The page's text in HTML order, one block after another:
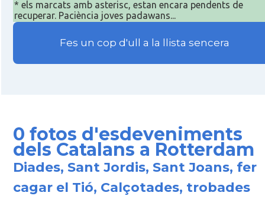
* els marcats amb asterisc, estan encara pendents de
recuperar. Paciència joves padawans...
Fes un cop d'ull a la llista sencera
0 fotos d'esdeveniments
dels Catalans a Rotterdam
Diades, Sant Jordis, Sant Joans, fer
cagar el Tió, Calçotades, trobades